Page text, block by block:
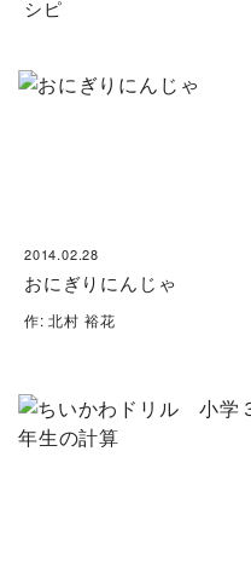
シピ
2014.02.28
おにぎりにんじゃ
作: 北村 裕花